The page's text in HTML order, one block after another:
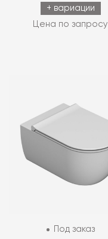
+ вариации
Цена по запросу
Под заказ